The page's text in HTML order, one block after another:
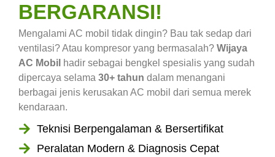
BERGARANSI!
Mengalami AC mobil tidak dingin? Bau tak sedap dari
ventilasi? Atau kompresor yang bermasalah? Wijaya
AC Mobil hadir sebagai bengkel spesialis yang sudah
dipercaya selama 30+ tahun dalam menangani
berbagai jenis kerusakan AC mobil dari semua merek
kendaraan.
Teknisi Berpengalaman & Bersertifikat
Peralatan Modern & Diagnosis Cepat